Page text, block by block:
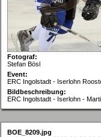
Fotograf:
Stefan Bösl
Event:
ERC Ingolstadt - Iserlohn
Bildbeschreibung:
ERC Ingolstadt - Iserlohn -
BOE_8209.jpg